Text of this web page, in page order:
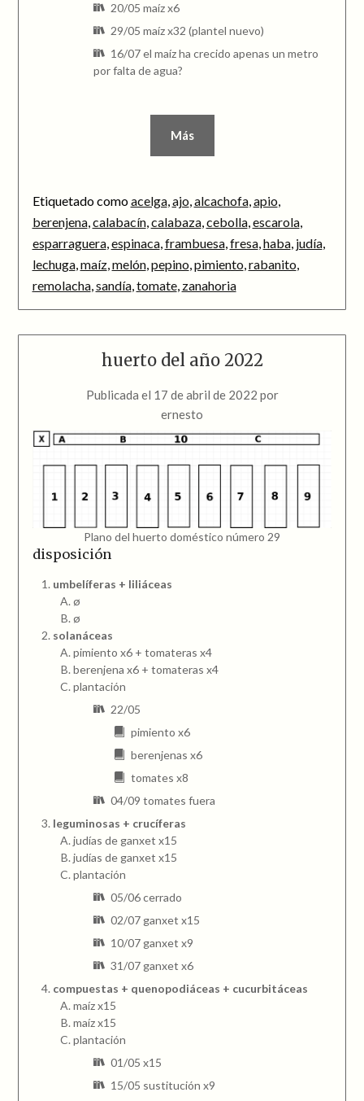
20/05 maíz x6
29/05 maíz x32 (plantel nuevo)
16/07 el maíz ha crecido apenas un metro
por falta de agua?
Más
Etiquetado comoacelga,ajo,alcachofa,apio,
berenjena,calabacín,calabaza,cebolla,escarola,
esparraguera,espinaca,frambuesa,fresa,haba, judía,
lechuga,maíz,melón,pepino,pimiento,rabanito,
remolacha,sandía,tomate, zanahoria
huerto del año 2022
Publicada el 17 de abril de 2022 por
ernesto
Plano del huerto doméstico número 29
disposición
umbelíferas + liliáceas
ø
ø
solanáceas
pimiento x6 + tomateras x4
berenjena x6 + tomateras x4
plantación
22/05
pimiento x6
berenjenas x6
tomates x8
04/09 tomates fuera
leguminosas + crucíferas
judías de ganxet x15
judías de ganxet x15
plantación
05/06 cerrado
02/07 ganxet x15
10/07 ganxet x9
31/07 ganxet x6
compuestas + quenopodiáceas + cucurbitáceas
maíz x15
maíz x15
plantación
01/05 x15
15/05 sustitución x9